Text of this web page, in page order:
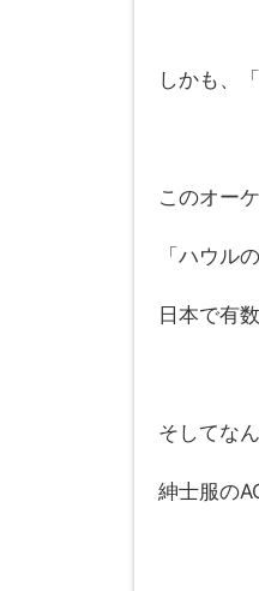
しかも、
このオー
「ハウル
日本で有
そしてな
紳士服の